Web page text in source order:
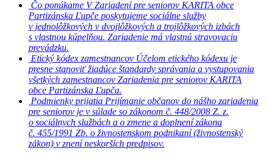
Čo ponúkame V Zariadení pre seniorov KARITA obce
Partizánska Ľupče poskytujeme sociálne služby
v jednolôžkových v dvojlôžkových a trojlôžkových izbách
s vlastnou kúpelňou. Zariadenie má vlastnú stravovaciu
prevádzku.
Etický kódex zamestnancov Účelom etického kódexu je
presne stanoviť žiadúce štandardy správania a vystupovania
všetkých zamestnancov Zariadenia pre seniorov KARITA
obce Partizánska Ľupča.
Podmienky prijatia Prijímanie občanov do nášho zariadenia
pre seniorov je v súlade so zákonom č. 448/2008 Z. z.
o sociálnych službách a o zmene a doplnení zákona
č. 455/1991 Zb. o živnostenskom podnikaní (živnostenský
zákon) v znení neskorších predpisov.